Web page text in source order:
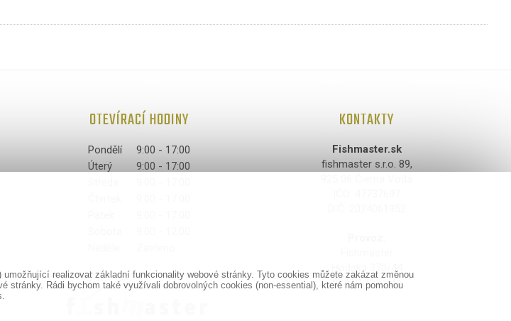
OTEVÍRACÍ HODINY
Pondělí
9:00 - 17:00
Úterý
9:00 - 17:00
KONTAKTY
Fishmaster.sk
fishmaster s.r.o. 89,
Hodská 370/44
924 01 Galanta
realizovat základní funkcionality webové stránky. Tyto cookies můžete zakázat změnou
Rádi bychom také využívali dobrovolných cookies (non-essential), které nám pomohou